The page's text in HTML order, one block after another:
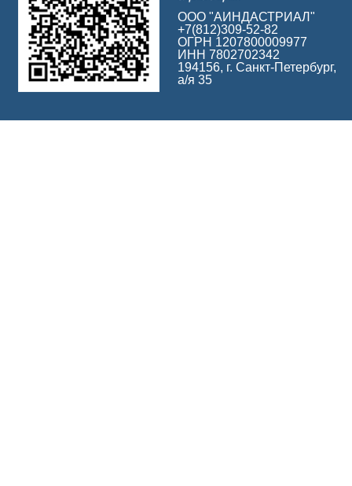
ООО "АИНДАСТРИАЛ"
+7(812)309-52-82
ОГРН 1207800009977
ИНН 7802702342
194156, г. Санкт-Петербург,
а/я 35